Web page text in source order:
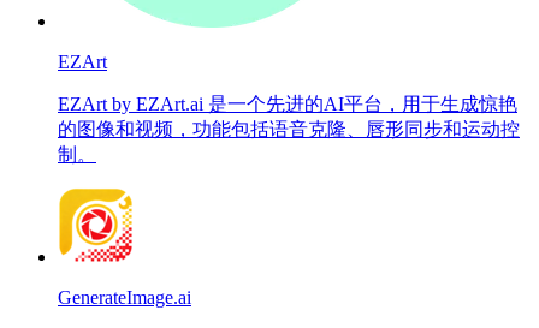
EZArt
EZArt by EZArt.ai 是一个先进的AI平台，用于生成惊艳
的图像和视频，功能包括语音克隆、唇形同步和运动控
制。
GenerateImage.ai